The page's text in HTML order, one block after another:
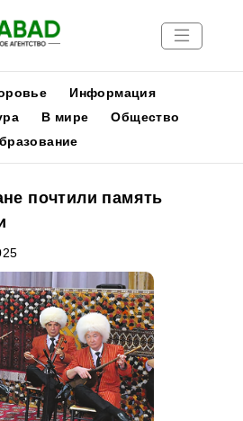
Информация
В мире
Общество
почтили память